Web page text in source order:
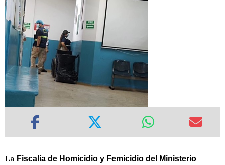
La Fiscalía de Homicidio y Femicidio del Ministerio